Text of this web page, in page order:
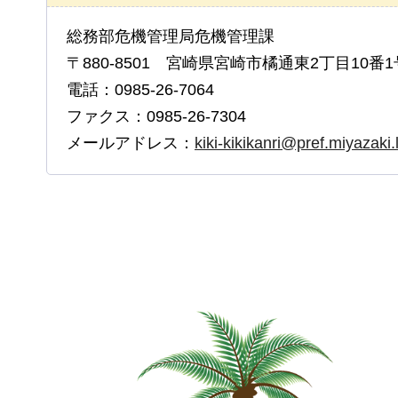
総務部危機管理局危機管理課
〒880-8501 宮崎県宮崎市橘通東2丁目10番1
電話：0985-26-7064
ファクス：0985-26-7304
メールアドレス： kiki-